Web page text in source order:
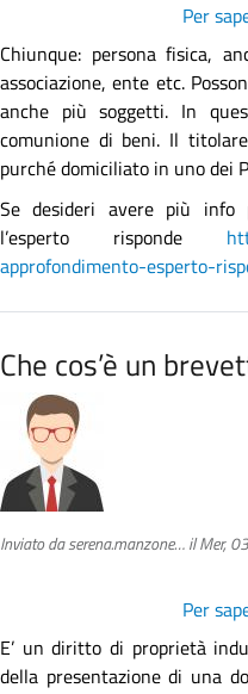
Per
Chiunque: persona fisica,
associazione, ente etc.
anche più soggetti. In
comunione di beni. Il
purché domiciliato in uno dei
Se desideri avere più info
l’esperto risponde
approfondimento-esperto-
Che cos’è un
Inviato daserena.manzone…ilMer,
Per
E’ un diritto di proprietà
della presentazione di una